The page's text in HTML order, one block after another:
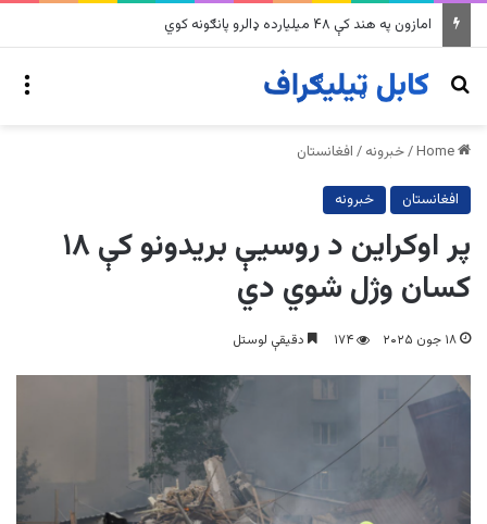
په وینزویلا کې زورورو زلزلو پراخ زیانونه اړولي
Search for
/خبرونه / افغانستان
افغانستان خبرونه
پر اوکراین د روسیې بریدونو کې ۱۸
کسان وژل شوي دي
۱۸ جون ۲۰۲۵ ۱۷۴ دقیقې لوستل